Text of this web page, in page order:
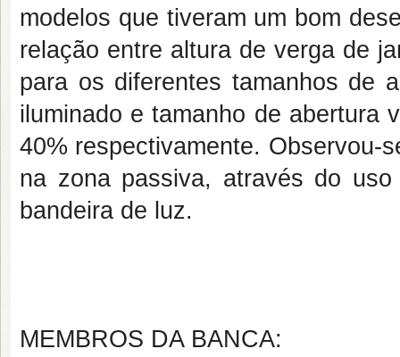
modelos que tiveram um bom
relação entre altura de verga de
para os diferentes tamanhos de
iluminado e tamanho de abertura
40% respectivamente. Observou-
na zona passiva, através do
bandeira de luz.
MEMBROS DA BANCA: